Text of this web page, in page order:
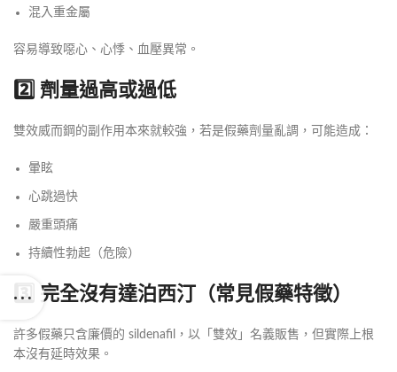
混入重金屬
容易導致噁心、心悸、血壓異常。
2️⃣ 劑量過高或過低
雙效威而鋼的副作用本來就較強，若是假藥劑量亂調，可能造成：
暈眩
心跳過快
嚴重頭痛
持續性勃起（危險）
3️⃣ 完全沒有達泊西汀（常見假藥特徵）
許多假藥只含廉價的 sildenafil，以「雙效」名義販售，但實際上根
本沒有延時效果。